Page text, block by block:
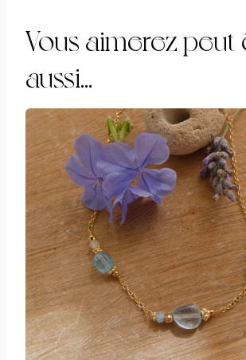
2
Vous aimerez
aussi…